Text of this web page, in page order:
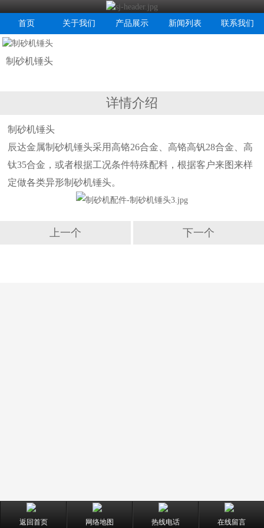
首页 关于我们 产品展示 新闻列表 联系我们
制砂机锤头
详情介绍
制砂机锤头
辰达金属制砂机锤头采用高铬26合金、高铬高钒28合金、高
钛35合金，或者根据工况条件特殊配料，根据客户来图来样
定做各类异形制砂机锤头。
上一个 下一个
返回首页 网络地图 热线电话 在线留言